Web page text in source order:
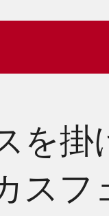
を掛
ス